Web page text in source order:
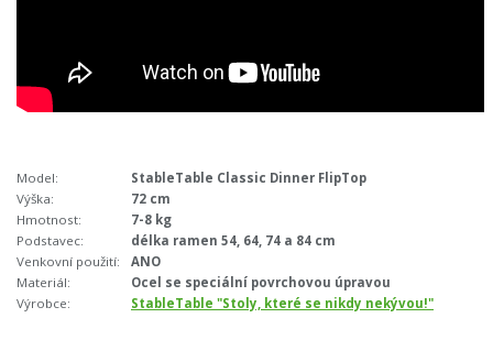
Model:
StableTable Classic Dinner FlipTop
Výška:
72 cm
Hmotnost:
7-8 kg
Podstavec:
délka ramen 54, 64, 74 a 84 cm
Venkovní použití:
ANO
Materiál:
Ocel se speciální povrchovou úpravou
Výrobce:
StableTable "Stoly, které se nikdy nekývou!"